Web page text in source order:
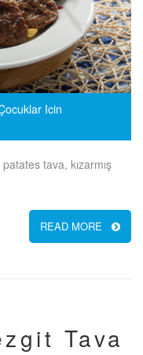
Icin
tava, kızarmış
READ MORE
Tava